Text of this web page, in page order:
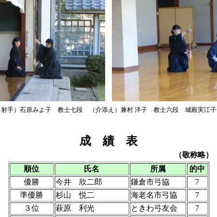
手）石原みよ子 教士七段 （介添え）兼村 洋子 教士六段 城殿実江
成 績 表
（敬称略）
順位
氏名 所属
的中
優勝
今井 欣二郎 鎌倉市弓協
7
準優勝
杉山 悦二 海老名市弓協
7
３位
萩原 利光 ときわ弓友会
7